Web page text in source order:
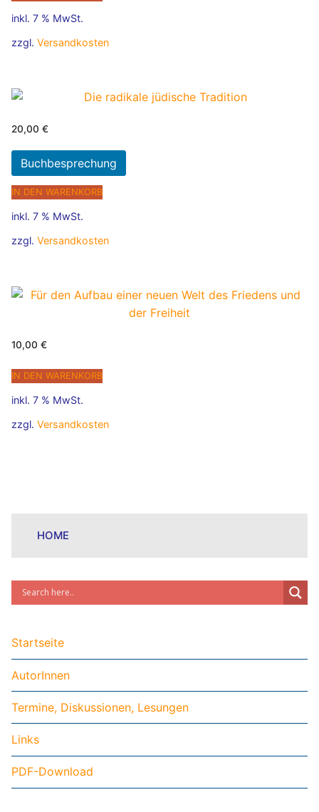
inkl. 7 % MwSt.
zzgl. Versandkosten
20,00 €
Buchbesprechung
IN DEN WARENKORB
inkl. 7 % MwSt.
zzgl. Versandkosten
10,00 €
IN DEN WARENKORB
inkl. 7 % MwSt.
zzgl. Versandkosten
HOME
Startseite
AutorInnen
Termine, Diskussionen, Lesungen
Links
PDF-Download